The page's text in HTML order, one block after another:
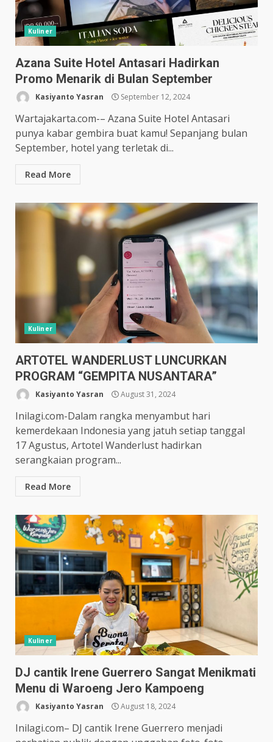
Kuliner
Azana Suite Hotel Antasari Hadirkan
Promo Menarik di Bulan September
Kasiyanto Yasran September 12, 2024
Wartajakarta.com-– Azana Suite Hotel Antasari
punya kabar gembira buat kamu! Sepanjang bulan
September, hotel yang terletak di...
Read More
Kuliner
ARTOTEL WANDERLUST LUNCURKAN
PROGRAM “GEMPITA NUSANTARA”
Kasiyanto Yasran August 31, 2024
Inilagi.com-Dalam rangka menyambut hari
kemerdekaan Indonesia yang jatuh setiap tanggal
17 Agustus, Artotel Wanderlust hadirkan
serangkaian program...
Read More
Kuliner
DJ cantik Irene Guerrero Sangat Menikmati
Menu di Waroeng Jero Kampoeng
Kasiyanto Yasran August 18, 2024
Inilagi.com– DJ cantik Irene Guerrero menjadi